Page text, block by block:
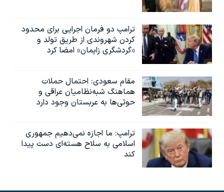
ترامپ دو فرمان اجرایی برای محدود
کردن شهروندی از طریق تولد و
«گردشگری زایمان» امضا کرد
مقام سعودی: احتمال حملات
هماهنگ شبه‌نظامیان عراقی و
حوثی‌ها به عربستان وجود دارد
ترامپ: ما اجازه نمی‌دهیم جمهوری
اسلامی به سلاح هسته‌ای دست پیدا
کند